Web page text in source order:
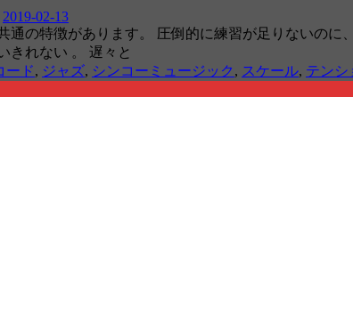
2019-02-13
通の特徴があります。 圧倒的に練習が足りないの
きれない 。 遅々と
ード, ジャズ, シンコーミュージック , スケール, テンシ